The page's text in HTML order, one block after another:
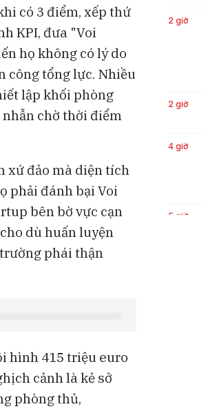
có 3 điểm, xếp thứ
KPI, đưa "Voi
họ không có lý do
công tổng lực. Nhiều
lập khối phòng
chờ thời điểm
xứ đảo mà diện tích
phải đánh bại Voi
bên bờ vực cạn
dù huấn luyện
phái thận
hình 415 triệu euro
cảnh là kẻ sở
phòng thủ,
2 giờ
2 giờ
4 giờ
5 giờ